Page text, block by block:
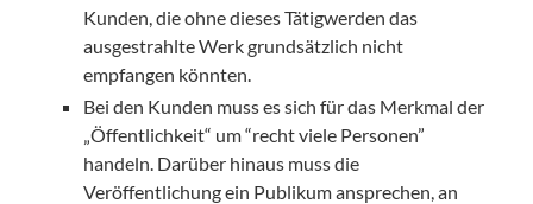
Kunden, die ohne dieses Tätigwerden das
ausgestrahlte Werk grundsätzlich nicht
empfangen könnten.
Bei den Kunden muss es sich für das Merkmal der
„Öffentlichkeit“ um “recht viele Personen”
handeln. Darüber hinaus muss die
Veröffentlichung ein Publikum ansprechen, an